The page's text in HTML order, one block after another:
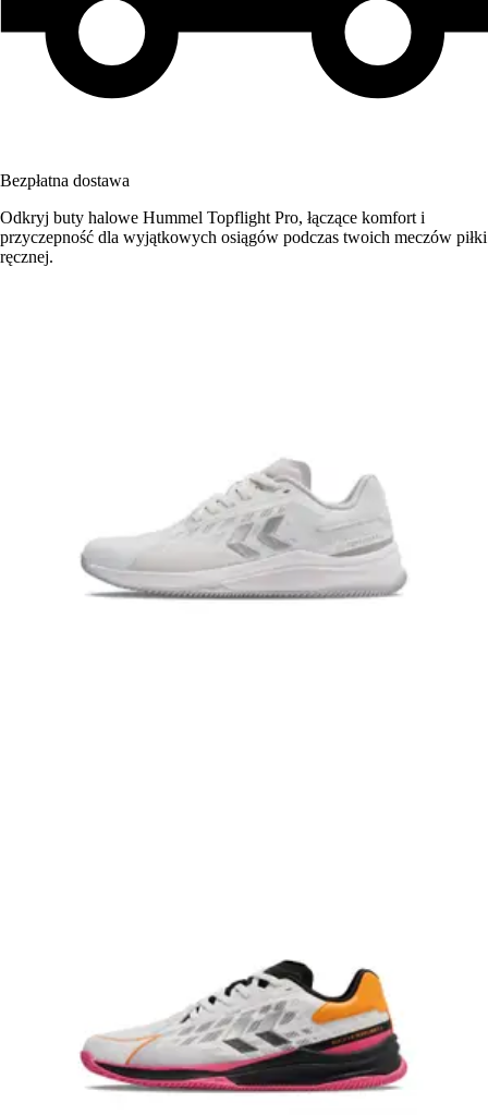
Bezpłatna dostawa
Odkryj buty halowe Hummel Topflight Pro, łączące komfort i
przyczepność dla wyjątkowych osiągów podczas twoich meczów piłki
ręcznej.